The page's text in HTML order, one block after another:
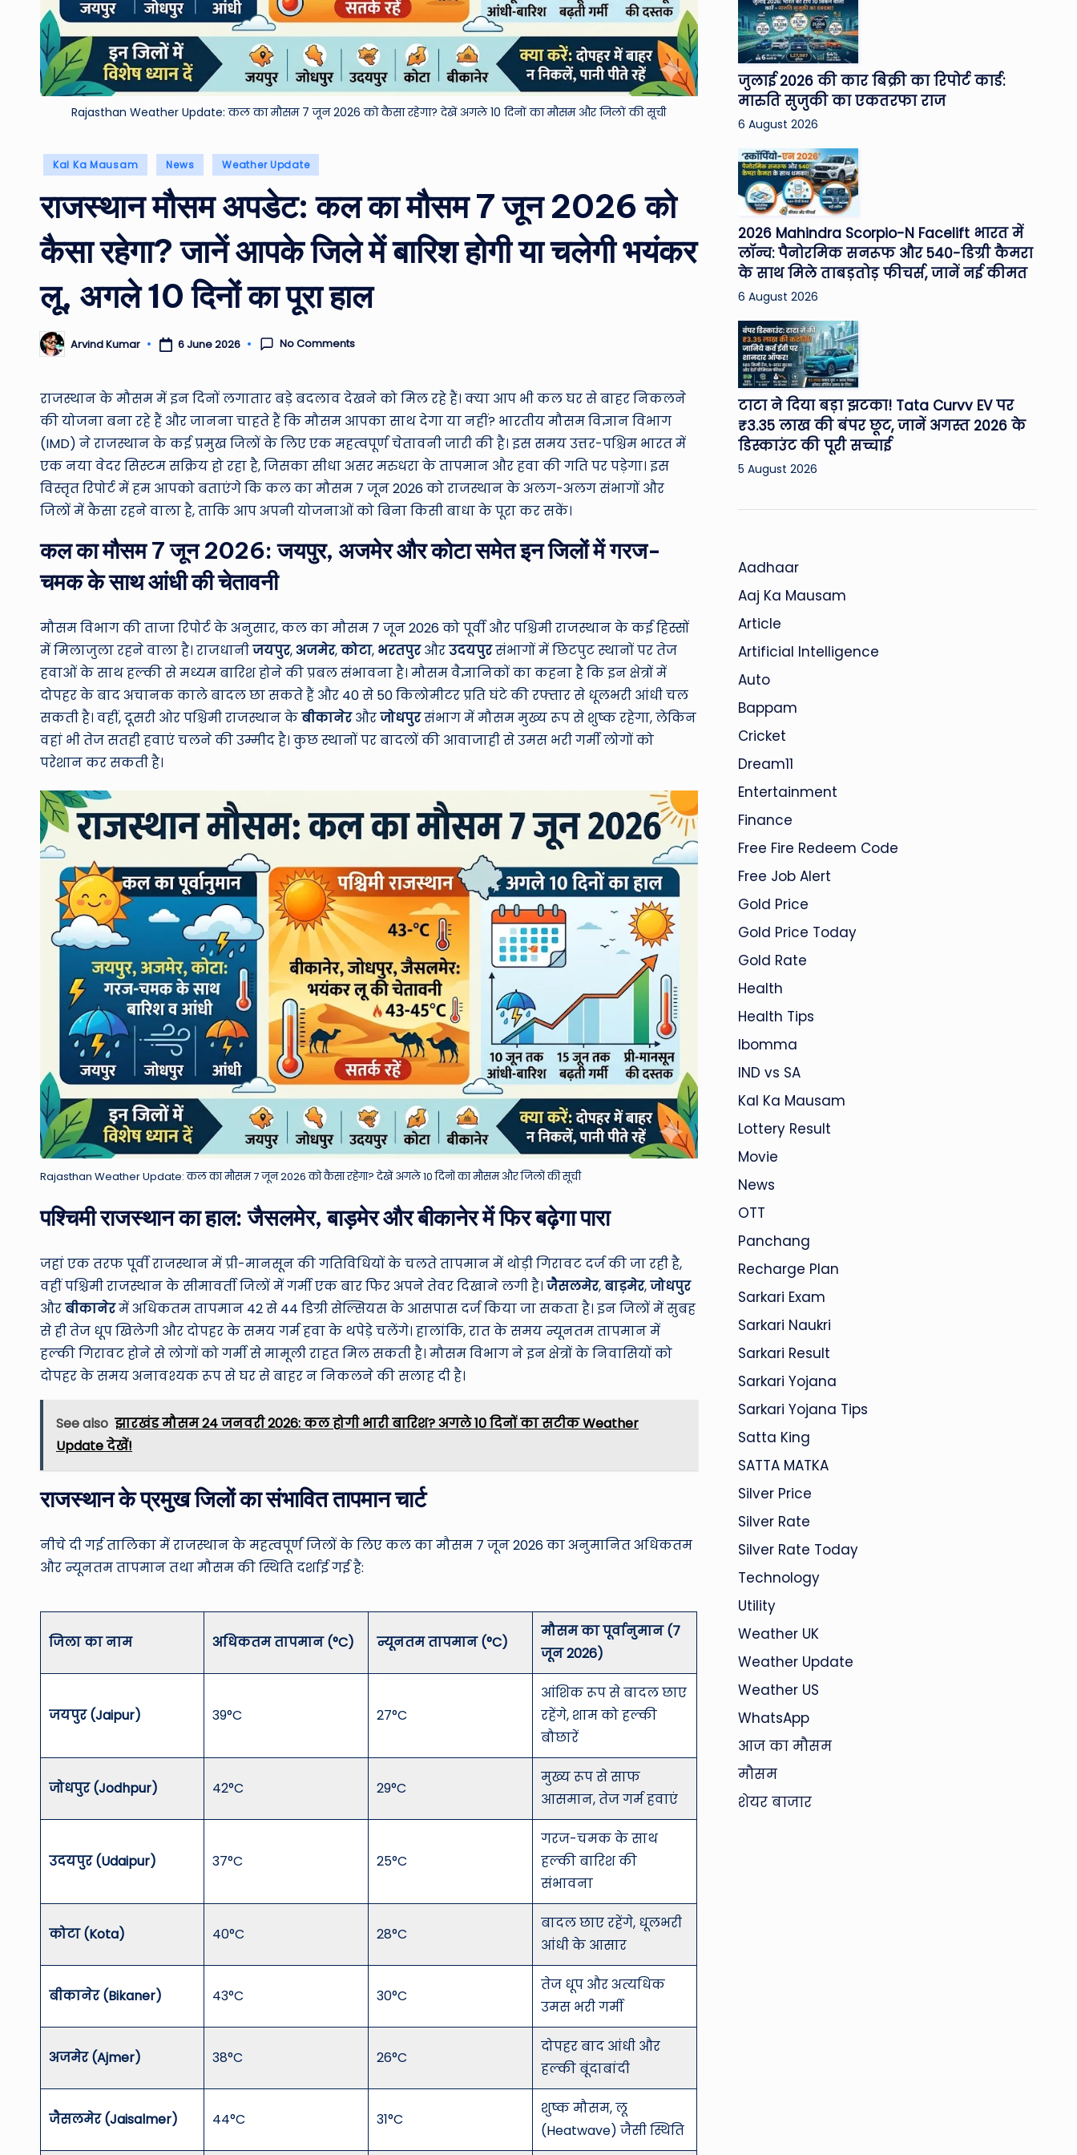
&
M
o
vi
N
e
w
u
n
d
T
h
e
o
rl
d
Rajasthan Weather Update: कल का मौसम 7 जून 2026 को कैसा रहेगा? देखें अगले 10 दिनों का मौसम और जिलों की सूची
Posted
Kal Ka Mausam News Weather Update
राजस्थान मौसम अपडेट: कल का मौसम 7 जून 2026 को
कैसा रहेगा? जानें आपके जिले में बारिश होगी या चलेगी भयंकर
लू, अगले 10 दिनों का पूरा हाल
Posted
by
Arvind Kumar 6 June 2026 No Comments
राजस्थान के मौसम में इन दिनों लगातार बड़े बदलाव देखने को मिल रहे हैं। क्या आप भी कल घर से बाहर निकलने
की योजना बना रहे हैं और जानना चाहते हैं कि मौसम आपका साथ देगा या नहीं? भारतीय मौसम विज्ञान विभाग
(IMD) ने राजस्थान के कई प्रमुख जिलों के लिए एक महत्वपूर्ण चेतावनी जारी की है। इस समय उत्तर-पश्चिम भारत में
एक नया वेदर सिस्टम सक्रिय हो रहा है, जिसका सीधा असर मरुधरा के तापमान और हवा की गति पर पड़ेगा। इस
विस्तृत रिपोर्ट में हम आपको बताएंगे कि कल का मौसम 7 जून 2026 को राजस्थान के अलग-अलग संभागों और
जिलों में कैसा रहने वाला है, ताकि आप अपनी योजनाओं को बिना किसी बाधा के पूरा कर सकें।
कल का मौसम 7 जून 2026: जयपुर, अजमेर और कोटा समेत इन जिलों में गरज-
चमक के साथ आंधी की चेतावनी
मौसम विभाग की ताजा रिपोर्ट के अनुसार, कल का मौसम 7 जून 2026 को पूर्वी और पश्चिमी राजस्थान के कई हिस्सों
में मिलाजुला रहने वाला है। राजधानीजयपुर,अजमेर,कोटा, भरतपुरऔरउदयपुरसंभागों में छिटपुट स्थानों पर तेज
हवाओं के साथ हल्की से मध्यम बारिश होने की प्रबल संभावना है। मौसम वैज्ञानिकों का कहना है कि इन क्षेत्रों में
दोपहर के बाद अचानक काले बादल छा सकते हैं और 40 से 50 किलोमीटर प्रति घंटे की रफ्तार से धूलभरी आंधी चल
सकती है। वहीं, दूसरी ओर पश्चिमी राजस्थान केबीकानेरऔरजोधपुरसंभाग में मौसम मुख्य रूप से शुष्क रहेगा, लेकिन
वहां भी तेज सतही हवाएं चलने की उम्मीद है। कुछ स्थानों पर बादलों की आवाजाही से उमस भरी गर्मी लोगों को
परेशान कर सकती है।
Rajasthan Weather Update: कल का मौसम 7 जून 2026 को कैसा रहेगा? देखें अगले 10 दिनों का मौसम और जिलों की सूची
पश्चिमी राजस्थान का हाल: जैसलमेर, बाड़मेर और बीकानेर में फिर बढ़ेगा पारा
जहां एक तरफ पूर्वी राजस्थान में प्री-मानसून की गतिविधियों के चलते तापमान में थोड़ी गिरावट दर्ज की जा रही है,
वहीं पश्चिमी राजस्थान के सीमावर्ती जिलों में गर्मी एक बार फिर अपने तेवर दिखाने लगी है। जैसलमेर,बाड़मेर,जोधपुर
औरबीकानेरमें अधिकतम तापमान 42 से 44 डिग्री सेल्सियस के आसपास दर्ज किया जा सकता है। इन जिलों में सुबह
से ही तेज धूप खिलेगी और दोपहर के समय गर्म हवा के थपेड़े चलेंगे। हालांकि, रात के समय न्यूनतम तापमान में
हल्की गिरावट होने से लोगों को गर्मी से मामूली राहत मिल सकती है। मौसम विभाग ने इन क्षेत्रों के निवासियों को
दोपहर के समय अनावश्यक रूप से घर से बाहर न निकलने की सलाह दी है।
See also झारखंड मौसम 24 जनवरी 2026: कल होगी भारी बारिश? अगले 10 दिनों का सटीक Weather
Update देखें!
राजस्थान के प्रमुख जिलों का संभावित तापमान चार्ट
नीचे दी गई तालिका में राजस्थान के महत्वपूर्ण जिलों के लिए कल का मौसम 7 जून 2026 का अनुमानित अधिकतम
और न्यूनतम तापमान तथा मौसम की स्थिति दर्शाई गई है:
जिला का नाम अधिकतम तापमान (°C) न्यूनतम तापमान (°C)
मौसम का पूर्वानुमान (7
जून 2026)
जयपुर (Jaipur) 39°C 27°C
आंशिक रूप से बादल छाए
रहेंगे, शाम को हल्की
बौछारें
जोधपुर (Jodhpur) 42°C 29°C
मुख्य रूप से साफ
आसमान, तेज गर्म हवाएं
उदयपुर (Udaipur) 37°C 25°C
गरज-चमक के साथ
हल्की बारिश की
संभावना
कोटा (Kota) 40°C 28°C
बादल छाए रहेंगे, धूलभरी
आंधी के आसार
बीकानेर (Bikaner) 43°C 30°C
तेज धूप और अत्यधिक
उमस भरी गर्मी
अजमेर (Ajmer) 38°C 26°C
दोपहर बाद आंधी और
हल्की बूंदाबांदी
जैसलमेर (Jaisalmer) 44°C 31°C
शुष्क मौसम, लू
(Heatwave) जैसी स्थिति
जुलाई 2026 की कार बिक्री का रिपोर्ट कार्ड:
मारुति सुजुकी का एकतरफा राज
6 August 2026
2026 Mahindra Scorpio-N Facelift भारत में
लॉन्च: पैनोरमिक सनरूफ और 540-डिग्री कैमरा
के साथ मिले ताबड़तोड़ फीचर्स, जानें नई कीमत
6 August 2026
टाटा ने दिया बड़ा झटका! Tata Curvv EV पर
₹3.35 लाख की बंपर छूट, जानें अगस्त 2026 के
डिस्काउंट की पूरी सच्चाई
5 August 2026
Aadhaar
Aaj Ka Mausam
Article
Artificial Intelligence
Auto
Bappam
Cricket
Dream11
Entertainment
Finance
Free Fire Redeem Code
Free Job Alert
Gold Price
Gold Price Today
Gold Rate
Health
Health Tips
Ibomma
IND vs SA
Kal Ka Mausam
Lottery Result
Movie
News
OTT
Panchang
Recharge Plan
Sarkari Exam
Sarkari Naukri
Sarkari Result
Sarkari Yojana
Sarkari Yojana Tips
Satta King
SATTA MATKA
Silver Price
Silver Rate
Silver Rate Today
Technology
Utility
Weather UK
Weather Update
Weather US
WhatsApp
आज का मौसम
मौसम
शेयर बाजार